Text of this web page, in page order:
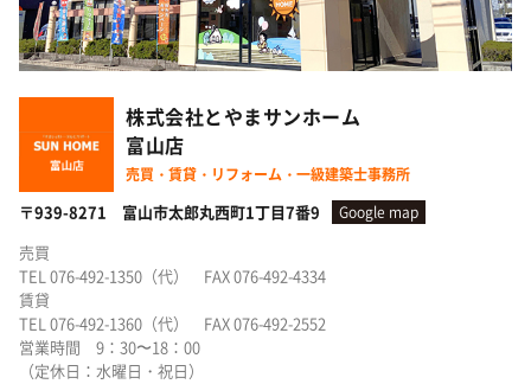
株式会社とやまサンホーム
富山店
売買・賃貸・リフォーム・一級建築士事務所
〒939-8271 富山市太郎丸西町1丁目7番9 Google map
売買
TEL 076-492-1350（代） FAX 076-492-4334
賃貸
TEL 076-492-1360（代） FAX 076-492-2552
営業時間 9：30〜18：00
（定休日：水曜日・祝日）